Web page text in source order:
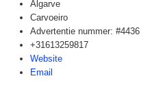
Algarve
Carvoeiro
Advertentie nummer: #4436
+31613259817
Website
Email